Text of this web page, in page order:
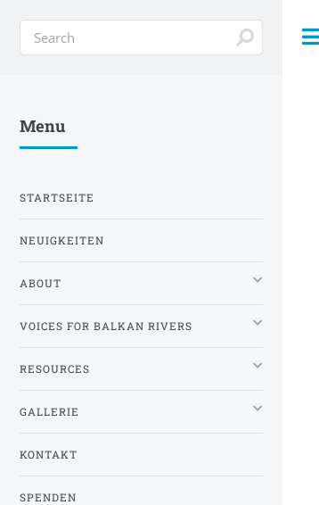
Menu
STARTSEITE
NEUIGKEITEN
ABOUT
VOICES FOR BALKAN RIVERS
RESOURCES
GALLERIE
KONTAKT
SPENDEN